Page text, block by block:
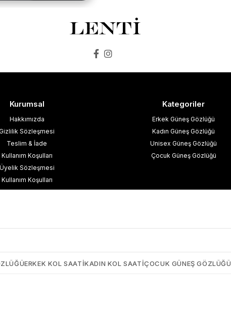
Kurumsal
Hakkımızda
Sözleşmesi
Teslim & İade
Kullanım Koşulları
Üyelik Sözleşmesi
Kullanım Koşulları
Satış Sözleşmesi
Blog
Kategoriler
Erkek Güneş Gözlüğü
Kadın Güneş Gözlüğü
Unisex Güneş Gözlüğü
Çocuk Güneş Gözlüğü
ERKEK KOL SAATIKADIN KOL SAATIÇOCUK GÜNEŞ GÖZLÜĞÜ